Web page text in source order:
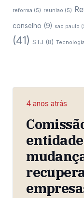
reforma (5) reuniao (5)
conselho (9) sao paulo
(41) STJ (8) Tecnologia
4 anos atrás